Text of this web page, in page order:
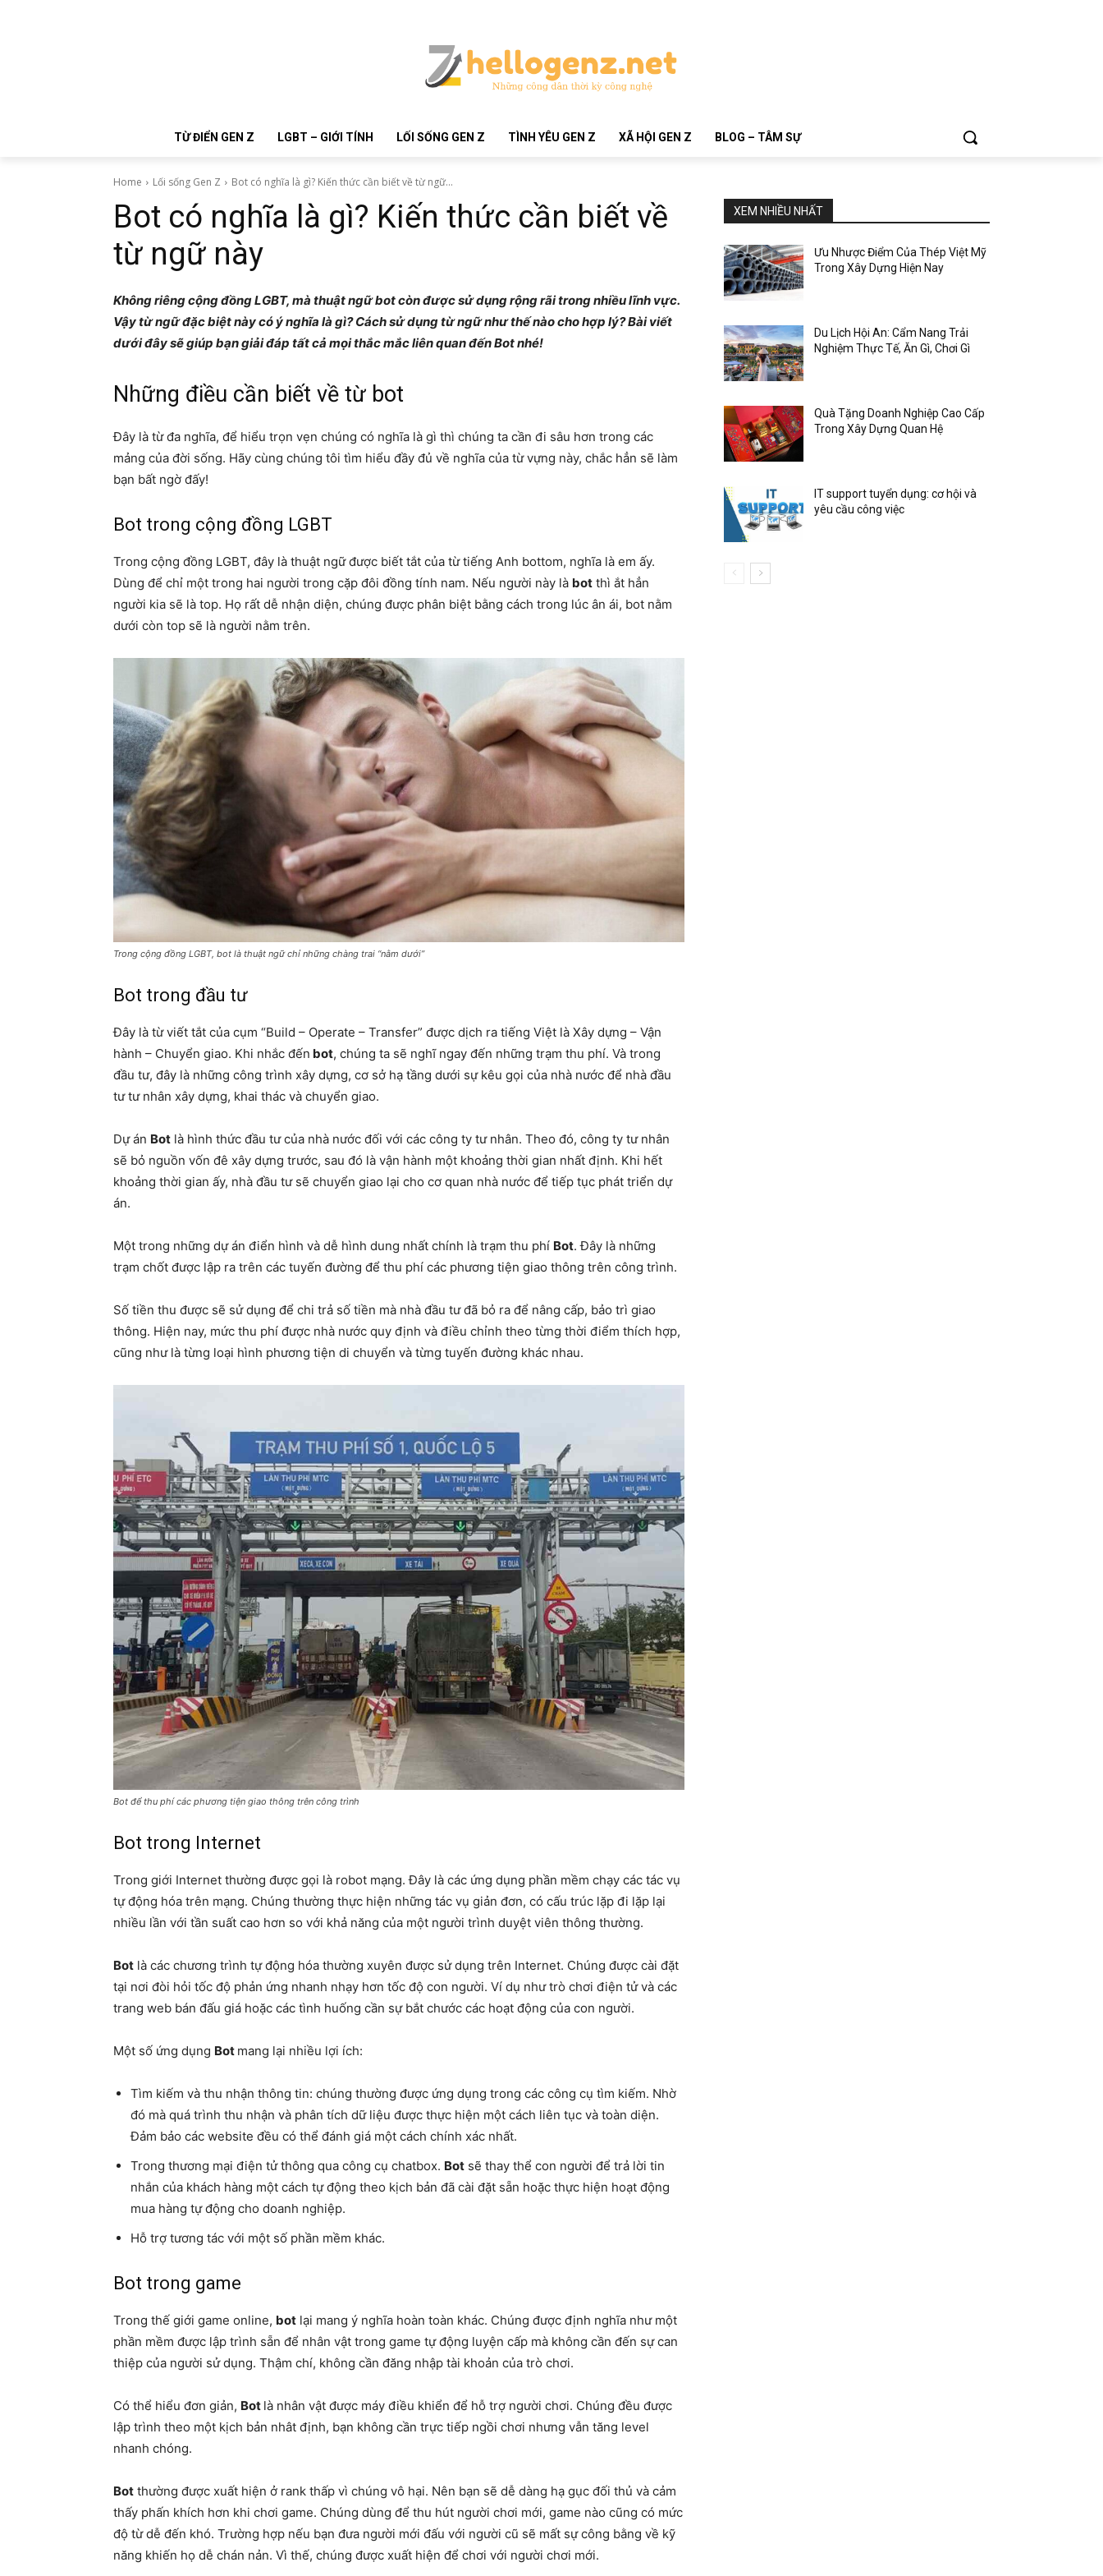
TỪ ĐIỂN GEN Z LGBT – GIỚI TÍNH LỐI SỐNG GEN Z TÌNH YÊU GEN Z XÃ HỘI GEN Z BLOG – TÂM SỰ
Home Lối sống Gen Z Bot có nghĩa là gì? Kiến thức cần biết về từ ngữ...
Bot có nghĩa là gì? Kiến thức cần biết về
từ ngữ này
Không riêng cộng đồng LGBT, mà thuật ngữ bot còn được sử dụng rộng rãi trong nhiều lĩnh vực.
Vậy từ ngữ đặc biệt này có ý nghĩa là gì? Cách sử dụng từ ngữ như thế nào cho hợp lý? Bài viết
dưới đây sẽ giúp bạn giải đáp tất cả mọi thắc mắc liên quan đến Bot nhé!
Những điều cần biết về từ bot
Đây là từ đa nghĩa, để hiểu trọn vẹn chúng có nghĩa là gì thì chúng ta cần đi sâu hơn trong các
mảng của đời sống. Hãy cùng chúng tôi tìm hiểu đầy đủ về nghĩa của từ vựng này, chắc hẳn sẽ làm
bạn bất ngờ đấy!
Bot trong cộng đồng LGBT
Trong cộng đồng LGBT, đây là thuật ngữ được biết tắt của từ tiếng Anh bottom, nghĩa là em ấy.
Dùng để chỉ một trong hai người trong cặp đôi đồng tính nam. Nếu người này là bot thì ắt hẳn
người kia sẽ là top. Họ rất dễ nhận diện, chúng được phân biệt bằng cách trong lúc ân ái, bot nằm
dưới còn top sẽ là người nằm trên.
Trong cộng đồng LGBT, bot là thuật ngữ chỉ những chàng trai “nằm dưới”
Bot trong đầu tư
Đây là từ viết tắt của cụm “Build – Operate – Transfer” được dịch ra tiếng Việt là Xây dựng – Vận
hành – Chuyển giao. Khi nhắc đến bot, chúng ta sẽ nghĩ ngay đến những trạm thu phí. Và trong
đầu tư, đây là những công trình xây dựng, cơ sở hạ tầng dưới sự kêu gọi của nhà nước để nhà đầu
tư tư nhân xây dựng, khai thác và chuyển giao.
Dự án Bot là hình thức đầu tư của nhà nước đối với các công ty tư nhân. Theo đó, công ty tư nhân
sẽ bỏ nguồn vốn đê xây dựng trước, sau đó là vận hành một khoảng thời gian nhất định. Khi hết
khoảng thời gian ấy, nhà đầu tư sẽ chuyển giao lại cho cơ quan nhà nước để tiếp tục phát triển dự
án.
Một trong những dự án điển hình và dễ hình dung nhất chính là trạm thu phí Bot. Đây là những
trạm chốt được lập ra trên các tuyến đường để thu phí các phương tiện giao thông trên công trình.
Số tiền thu được sẽ sử dụng để chi trả số tiền mà nhà đầu tư đã bỏ ra để nâng cấp, bảo trì giao
thông. Hiện nay, mức thu phí được nhà nước quy định và điều chỉnh theo từng thời điểm thích hợp,
cũng như là từng loại hình phương tiện di chuyển và từng tuyến đường khác nhau.
Bot để thu phí các phương tiện giao thông trên công trình
Bot trong Internet
Trong giới Internet thường được gọi là robot mạng. Đây là các ứng dụng phần mềm chạy các tác vụ
tự động hóa trên mạng. Chúng thường thực hiện những tác vụ giản đơn, có cấu trúc lặp đi lặp lại
nhiều lần với tần suất cao hơn so với khả năng của một người trình duyệt viên thông thường.
Bot là các chương trình tự động hóa thường xuyên được sử dụng trên Internet. Chúng được cài đặt
tại nơi đòi hỏi tốc độ phản ứng nhanh nhạy hơn tốc độ con người. Ví dụ như trò chơi điện tử và các
trang web bán đấu giá hoặc các tình huống cần sự bắt chước các hoạt động của con người.
Một số ứng dụng Bot mang lại nhiều lợi ích:
Tìm kiếm và thu nhận thông tin: chúng thường được ứng dụng trong các công cụ tìm kiếm. Nhờ
đó mà quá trình thu nhận và phân tích dữ liệu được thực hiện một cách liên tục và toàn diện.
Đảm bảo các website đều có thể đánh giá một cách chính xác nhất.
Trong thương mại điện tử thông qua công cụ chatbox. Bot sẽ thay thể con người để trả lời tin
nhắn của khách hàng một cách tự động theo kịch bản đã cài đặt sẵn hoặc thực hiện hoạt động
mua hàng tự động cho doanh nghiệp.
Hỗ trợ tương tác với một số phần mềm khác.
Bot trong game
Trong thế giới game online, bot lại mang ý nghĩa hoàn toàn khác. Chúng được định nghĩa như một
phần mềm được lập trình sẵn để nhân vật trong game tự động luyện cấp mà không cần đến sự can
thiệp của người sử dụng. Thậm chí, không cần đăng nhập tài khoản của trò chơi.
Có thể hiểu đơn giản, Bot là nhân vật được máy điều khiển để hỗ trợ người chơi. Chúng đều được
lập trình theo một kịch bản nhât định, bạn không cần trực tiếp ngồi chơi nhưng vẫn tăng level
nhanh chóng.
Bot thường được xuất hiện ở rank thấp vì chúng vô hại. Nên bạn sẽ dễ dàng hạ gục đối thủ và cảm
thấy phấn khích hơn khi chơi game. Chúng dùng để thu hút người chơi mới, game nào cũng có mức
độ từ dễ đến khó. Trường hợp nếu bạn đưa người mới đấu với người cũ sẽ mất sự công bằng về kỹ
năng khiến họ dễ chán nản. Vì thế, chúng được xuất hiện để chơi với người chơi mới.
XEM NHIỀU NHẤT
Ưu Nhược Điểm Của Thép Việt Mỹ
Trong Xây Dựng Hiện Nay
Du Lịch Hội An: Cẩm Nang Trải
Nghiệm Thực Tế, Ăn Gì, Chơi Gì
Quà Tặng Doanh Nghiệp Cao Cấp
Trong Xây Dựng Quan Hệ
IT support tuyển dụng: cơ hội và
yêu cầu công việc